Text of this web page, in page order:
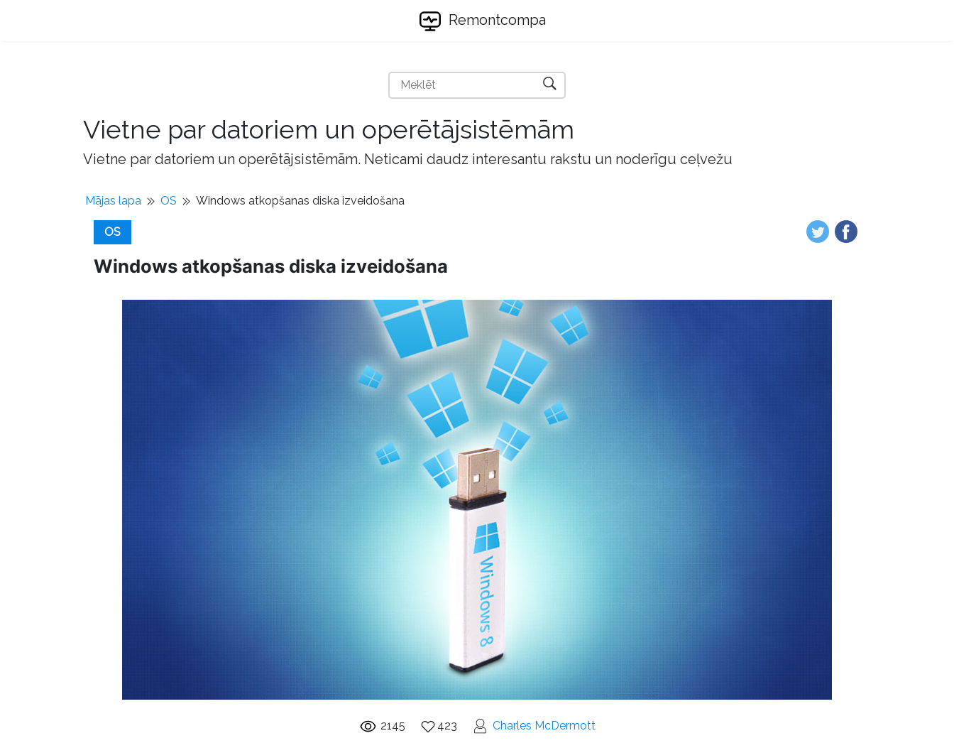
Remontcompa
Vietne par datoriem un operētājsistēmām
Vietne par datoriem un operētājsistēmām. Neticami daudz interesantu rakstu un noderīgu ceļvežu
Mājas lapa OS Windows atkopšanas diska izveidošana
OS
Windows atkopšanas diska izveidošana
2145 423 Charles McDermott